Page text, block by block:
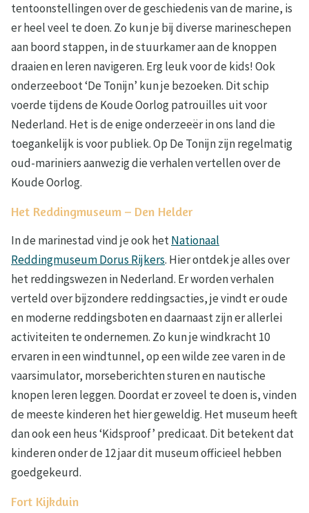
tentoonstellingen over de geschiedenis van de marine, is
er heel veel te doen. Zo kun je bij diverse marineschepen
aan boord stappen, in de stuurkamer aan de knoppen
draaien en leren navigeren. Erg leuk voor de kids! Ook
onderzeeboot ‘De Tonijn’ kun je bezoeken. Dit schip
voerde tijdens de Koude Oorlog patrouilles uit voor
Nederland. Het is de enige onderzeeër in ons land die
toegankelijk is voor publiek. Op De Tonijn zijn regelmatig
oud-mariniers aanwezig die verhalen vertellen over de
Koude Oorlog.
Het Reddingmuseum – Den Helder
In de marinestad vind je ook hetNationaal
Reddingmuseum Dorus Rijkers. Hier ontdek je alles over
het reddingswezen in Nederland. Er worden verhalen
verteld over bijzondere reddingsacties, je vindt er oude
en moderne reddingsboten en daarnaast zijn er allerlei
activiteiten te ondernemen. Zo kun je windkracht 10
ervaren in een windtunnel, op een wilde zee varen in de
vaarsimulator, morseberichten sturen en nautische
knopen leren leggen. Doordat er zoveel te doen is, vinden
de meeste kinderen het hier geweldig. Het museum heeft
dan ook een heus ‘Kidsproof’ predicaat. Dit betekent dat
kinderen onder de 12 jaar dit museum officieel hebben
goedgekeurd.
Fort Kijkduin